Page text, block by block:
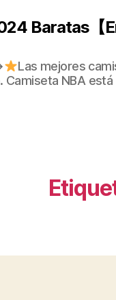
Baratas【
Las mejores
Camiseta NBA